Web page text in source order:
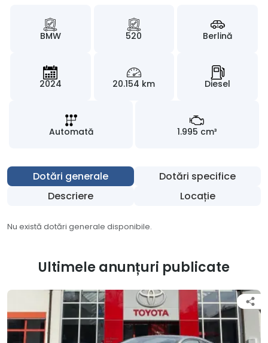
BMW 520 Berlină
2024 20.154 km Diesel
Automată 1.995 cm³
Dotări generale
Dotări specifice
Descriere
Locație
Nu există dotări generale disponibile.
Ultimele anunțuri publicate